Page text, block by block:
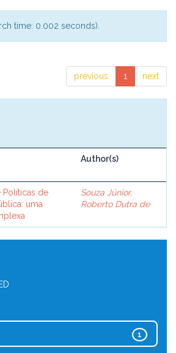
time: 0.002 seconds).
previous 1 next
Author(s)
Políticas de
uma
Souza Júnior,
Roberto Dutra de
1